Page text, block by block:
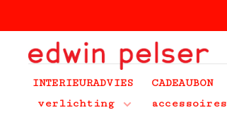
INTERIEURADVIES CADEAUBON
verlichting
accessoires